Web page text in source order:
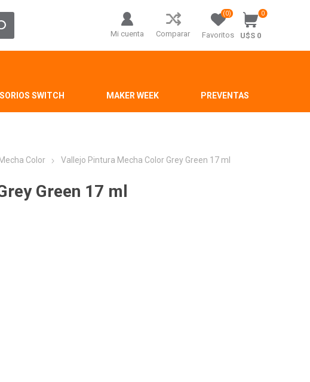
Mi cuenta Comparar Favoritos
(0) 0
U$S 0
SWITCH MAKER WEEK PREVENTAS
Mecha Color Vallejo Pintura Mecha Color Grey Green 17 ml
Green 17 ml